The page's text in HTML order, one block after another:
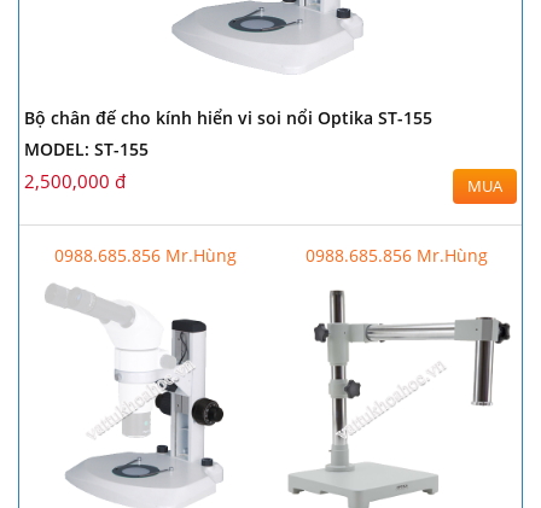
Bộ chân đế cho kính hiển vi soi nổi Optika ST-155
MODEL: ST-155
2,500,000 đ MUA
0988.685.856 Mr.Hùng 0988.685.856 Mr.Hùng